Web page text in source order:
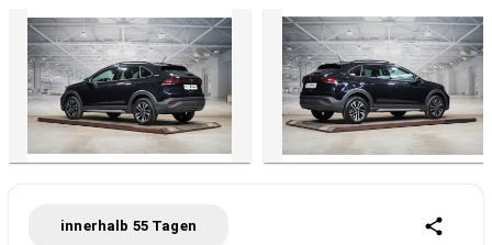
innerhalb 55 Tagen